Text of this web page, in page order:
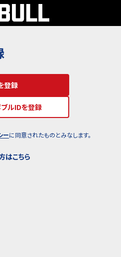
登録
ルIDを登録
ーに同意されたものとみなします。
はこちら